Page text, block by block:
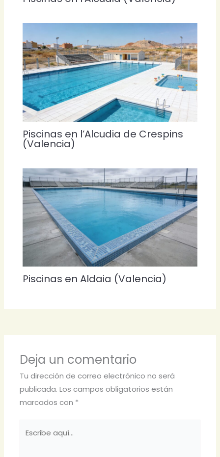
Piscinas en l’Alcudia de Crespins
(Valencia)
Piscinas en Aldaia (Valencia)
Deja un comentario
Tu dirección de correo electrónico no será
publicada. Los campos obligatorios están
marcados con *